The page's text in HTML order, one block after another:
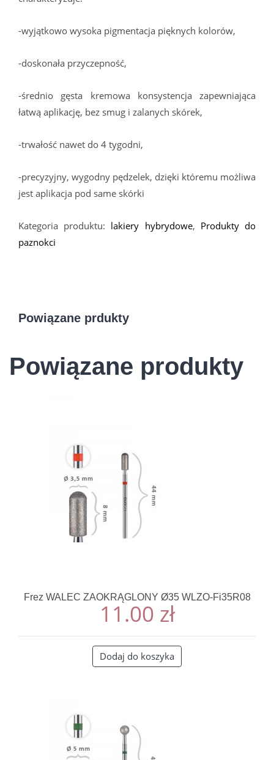
-wyjątkowo wysoka pigmentacja pięknych kolorów,
-doskonała przyczepność,
-średnio gęsta kremowa konsystencja zapewniająca
łatwą aplikację, bez smug i zalanych skórek,
-trwałość nawet do 4 tygodni,
-precyzyjny, wygodny pędzelek, dzięki któremu możliwa
jest aplikacja pod same skórki
Kategoria produktu: lakiery hybrydowe, Produkty do
paznokci
Powiązane prdukty
Powiązane produkty
Frez WALEC ZAOKRĄGLONY Ø35 WLZO-Fi35R08
11.00 zł
Dodaj do koszyka